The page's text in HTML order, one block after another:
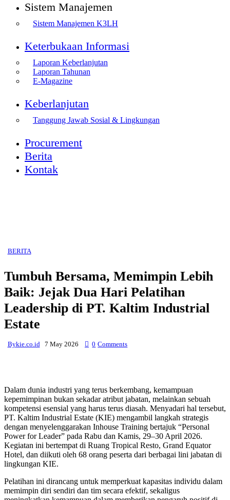
Sistem Manajemen
Sistem Manajemen K3LH
Keterbukaan Informasi
Laporan Keberlanjutan
Laporan Tahunan
E-Magazine
Keberlanjutan
Tanggung Jawab Sosial & Lingkungan
Procurement
Berita
Kontak
BERITA
Tumbuh Bersama, Memimpin Lebih
Baik: Jejak Dua Hari Pelatihan
Leadership di PT. Kaltim Industrial
Estate
Bykie.co.id 7 May 2026 0 Comments
Dalam dunia industri yang terus berkembang, kemampuan
kepemimpinan bukan sekadar atribut jabatan, melainkan sebuah
kompetensi esensial yang harus terus diasah. Menyadari hal tersebut,
PT. Kaltim Industrial Estate (KIE) mengambil langkah strategis
dengan menyelenggarakan Inhouse Training bertajuk “Personal
Power for Leader” pada Rabu dan Kamis, 29–30 April 2026.
Kegiatan ini bertempat di Ruang Tropical Resto, Grand Equator
Hotel, dan diikuti oleh 68 orang peserta dari berbagai lini jabatan di
lingkungan KIE.
Pelatihan ini dirancang untuk memperkuat kapasitas individu dalam
memimpin diri sendiri dan tim secara efektif, sekaligus